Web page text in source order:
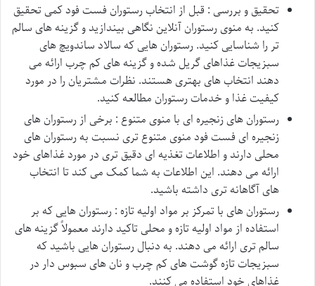
تحقیق و بررسی : قبل از انتخاب رستوران فست فود کمی تحقیق
کنید. به منوی رستوران آنلاین نگاهی بیندازید و گزینه های سالم
تر را شناسایی کنید. رستوران هایی که سالاد ساندویچ های
سبزیجات غذاهای گریل شده و گزینه های کم چرب ارائه می
دهند انتخاب های بهتری هستند. نظرات مشتریان را در مورد
کیفیت غذا و خدمات رستوران مطالعه کنید.
رستوران های زنجیره ای با منوی متنوع : برخی از رستوران های
زنجیره ای فست فود منوی متنوع تری نسبت به رستوران های
محلی دارند و اطلاعات تغذیه ای دقیق تری در مورد غذاهای خود
ارائه می دهند. این اطلاعات به شما کمک می کند تا انتخاب
های آگاهانه تری داشته باشید.
رستوران های با تمرکز بر مواد اولیه تازه : رستوران هایی که بر
استفاده از مواد اولیه تازه و محلی تاکید دارند معمولاً گزینه های
سالم تری ارائه می دهند. به دنبال رستوران هایی باشید که
سبزیجات تازه گوشت های کم چرب و نان های سبوس دار در
غذاهای خود استفاده می کنند.